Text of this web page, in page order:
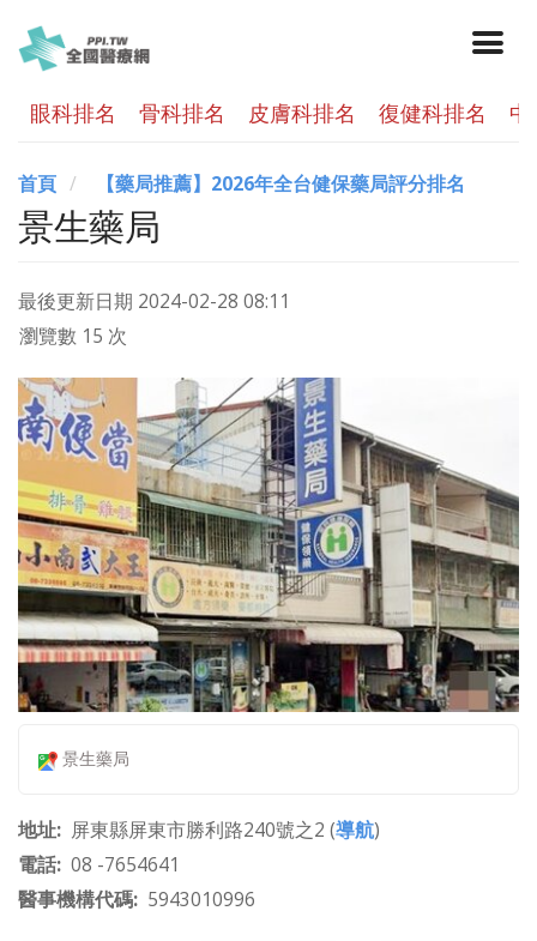
眼科排名 骨科排名 皮膚科排名 復健科排名
首頁 【藥局推薦】2026年全台健保藥局評分排名
景生藥局
最後更新日期 2024-02-28 08:11
瀏覽數 15 次
景生藥局
地址 屏東縣屏東市勝利路240號之2 (導航)
電話 08 -7654641
醫事機構代碼 5943010996